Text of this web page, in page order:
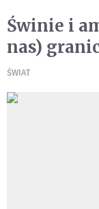
Świnie i
nas)
ŚWIAT